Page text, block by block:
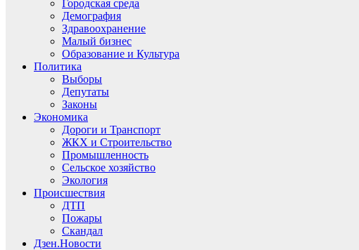
Городская среда
Демография
Здравоохранение
Малый бизнес
Образование и Культура
Политика
Выборы
Депутаты
Законы
Экономика
Дороги и Транспорт
ЖКХ и Строительство
Промышленность
Сельское хозяйство
Экология
Происшествия
ДТП
Пожары
Скандал
Дзен.Новости